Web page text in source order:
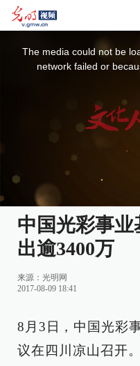
The media could not be
network failed or
中国光彩事
出逾3400万
来源： 光明网
2017-08-09 18:41
8月3日，中国光彩
议在四川凉山召开